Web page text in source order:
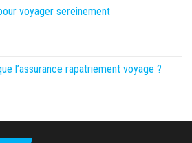
voyager sereinement
l’assurance rapatriement voyage ?